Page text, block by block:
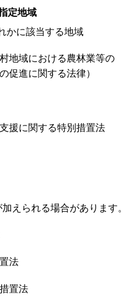
定地域
かに該当する地域
地域における農林業等の
促進に関する法律）
援に関する特別措置法
えられる場合があります。
法
置法